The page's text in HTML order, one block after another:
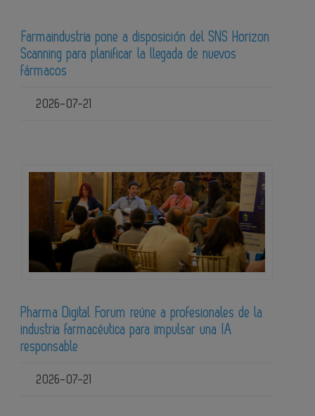
Farmaindustria pone a disposición del SNS Horizon
Scanning para planificar la llegada de nuevos
fármacos
2026-07-21
Pharma Digital Forum reúne a profesionales de la
industria farmacéutica para impulsar una IA
responsable
2026-07-21